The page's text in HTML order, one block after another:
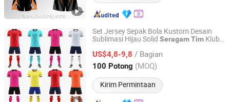
Set Jersey Sepak Bola Kustom Desain
Sublimasi Hijau Solid SeragamTim Klub
US$4,8-9,8 / Bagian
100 Potong (MOQ)
Kirim Permintaan
GANZHOU BESTEAM INTERNATIONAL CO.,LTD
Jiangxi, China Harga mulai 2025